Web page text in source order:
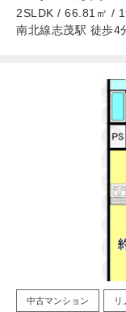
2SLDK / 66.81㎡ /
南北線志茂駅 徒歩4
中古マンション リ